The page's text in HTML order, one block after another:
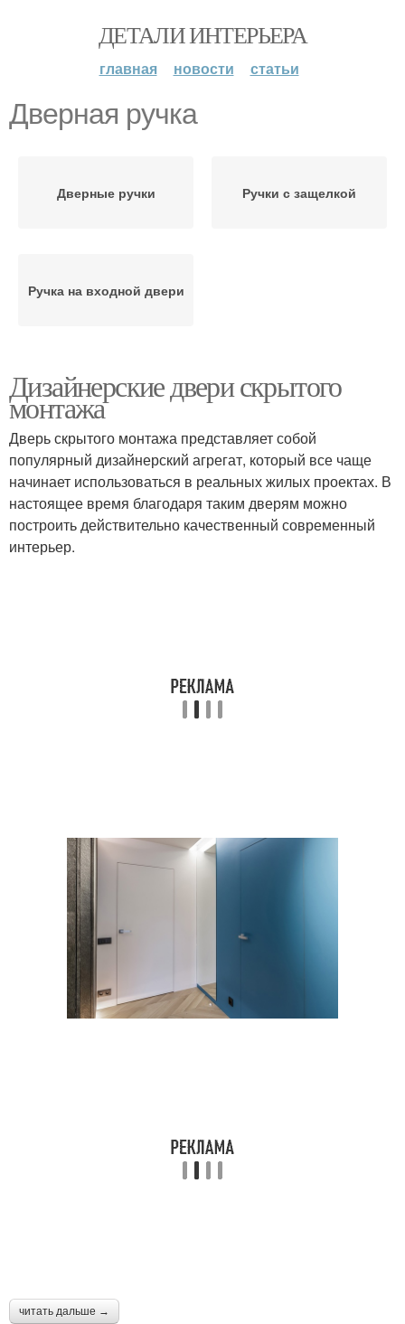
ДЕТАЛИ ИНТЕРЬЕРА
главная новости статьи
Дверная ручка
Дверные ручки Ручки с защелкой
Ручка на входной двери
Дизайнерские двери скрытого
монтажа
Дверь скрытого монтажа представляет собой
популярный дизайнерский агрегат, который все чаще
начинает использоваться в реальных жилых проектах. В
настоящее время благодаря таким дверям можно
построить действительно качественный современный
интерьер.
читать дальше →